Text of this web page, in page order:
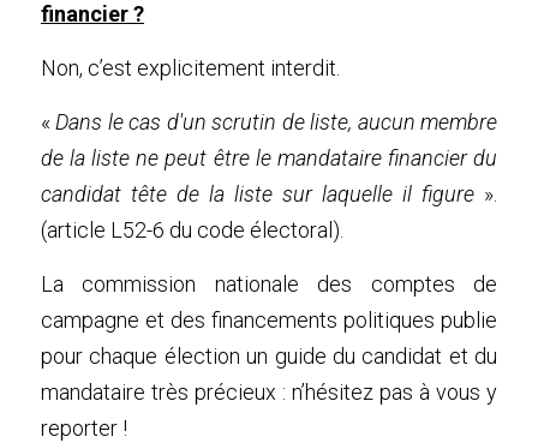
financier ?
Non, c’est explicitement interdit.
« Dans le cas d'un scrutin de liste, aucun membre
de la liste ne peut être le mandataire financier du
candidat tête de la liste sur laquelle il figure ».
(article L52-6 du code électoral).
La commission nationale des comptes de
campagne et des financements politiques publie
pour chaque élection un guide du candidat et du
mandataire très précieux : n’hésitez pas à vous y
reporter !